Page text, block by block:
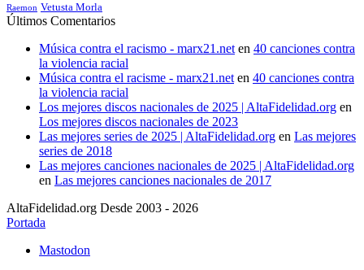
Raemon Vetusta Morla
Últimos Comentarios
Música contra el racismo - marx21.neten 40 canciones contra
la violencia racial
Música contra el racisme - marx21.neten 40 canciones contra
la violencia racial
Los mejores discos nacionales de 2025 | AltaFidelidad.org en
Los mejores discos nacionales de 2023
Las mejores series de 2025 | AltaFidelidad.org en Las mejores
series de 2018
Las mejores canciones nacionales de 2025 | AltaFidelidad.org
en Las mejores canciones nacionales de 2017
AltaFidelidad.org Desde 2003 - 2026
Portada
Mastodon